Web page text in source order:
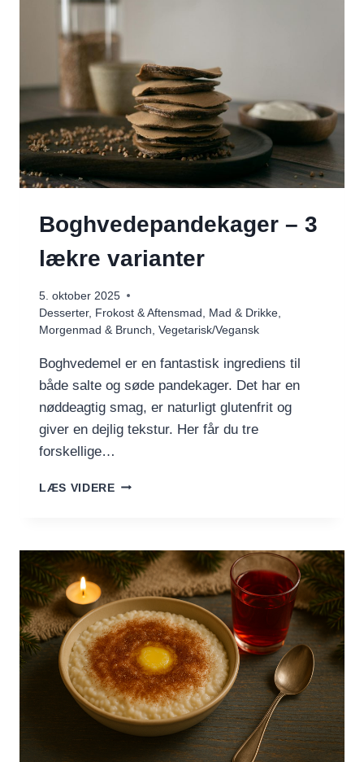
Boghvedepandekager – 3
lækre varianter
5. oktober 2025
Desserter, Frokost & Aftensmad Mad & Drikke
Morgenmad & Brunch Vegetarisk/Vegansk
Boghvedemel er en fantastisk ingrediens til
både salte og søde pandekager. Det har en
nøddeagtig smag, er naturligt glutenfrit og
giver en dejlig tekstur. Her får du tre
forskellige…
LÆS VIDEREBOGHVEDEPANDEKAGER
VARIANTER